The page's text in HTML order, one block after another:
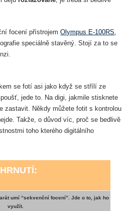
focení přístrojemOlympus E-100RS,
speciálně stavěný. Stojí za to se
se fotí asi jako když se střílí ze
jede to. Na digi, jakmile stisknete
zastavit. Někdy můžete fotit s kontrolou
Takže, o důvod víc, proč se bedlivě
toho kterého digitálního
umí “sekvenční focení”. Jde o to, jak ho
využít.